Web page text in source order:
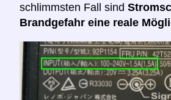
schlimmsten Fall sind
Brandgefahr eine reale